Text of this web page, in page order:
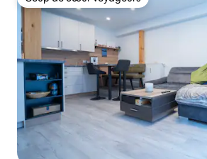
Coup de cœur voyageurs